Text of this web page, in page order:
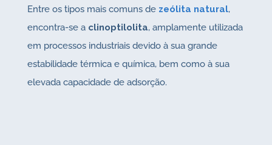
Entre os tipos mais comuns de zeólita natural,
encontra-se a clinoptilolita, amplamente utilizada
em processos industriais devido à sua grande
estabilidade térmica e química, bem como à sua
elevada capacidade de adsorção.